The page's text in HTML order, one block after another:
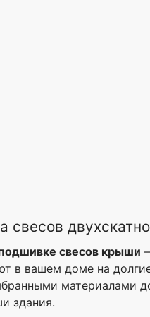
свесов
свесов крыши
в вашем доме на
материалами
здания.